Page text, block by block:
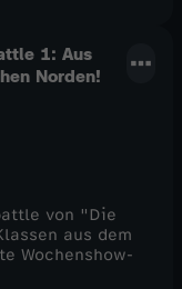
1: Aus
Norden!
von "Die
aus dem
Wochenshow-